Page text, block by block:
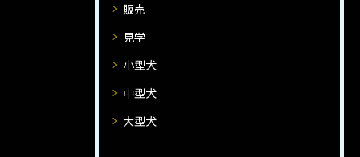
販売
見学
小型犬
中型犬
大型犬